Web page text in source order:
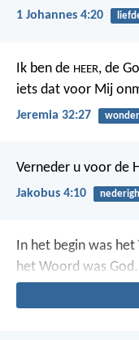
1 Johannes 4:20
Ik ben de HEER, de
iets dat voor Mij
Jeremia 32:27
Verneder u voor de
Jakobus 4:10
In het begin was
het Woord was God.